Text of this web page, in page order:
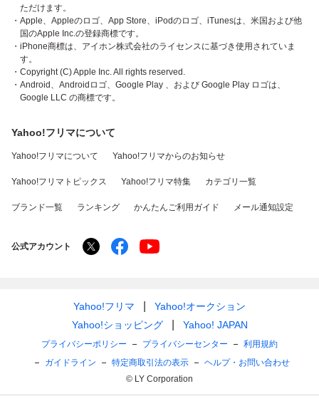
ただけます。
・Apple、Appleのロゴ、App Store、iPodのロゴ、iTunesは、米国および他
国のApple Inc.の登録商標です。
・iPhone商標は、アイホン株式会社のライセンスに基づき使用されていま
す。
・Copyright (C) Apple Inc. All rights reserved.
・Android、Androidロゴ、Google Play 、および Google Play ロゴは、
Google LLC の商標です。
Yahoo!フリマについて
Yahoo!フリマについて Yahoo!フリマからのお知らせ
Yahoo!フリマトピックス Yahoo!フリマ特集 カテゴリ一覧
ブランド一覧 ランキング かんたんご利用ガイド メール通知設定
公式アカウント
Yahoo!フリマ
Yahoo!オークション
Yahoo!ショッピング
Yahoo! JAPAN
プライバシーポリシー プライバシーセンター
利用規約
ガイドライン
特定商取引法の表示
ヘルプ・お問い合わせ
© LY Corporation